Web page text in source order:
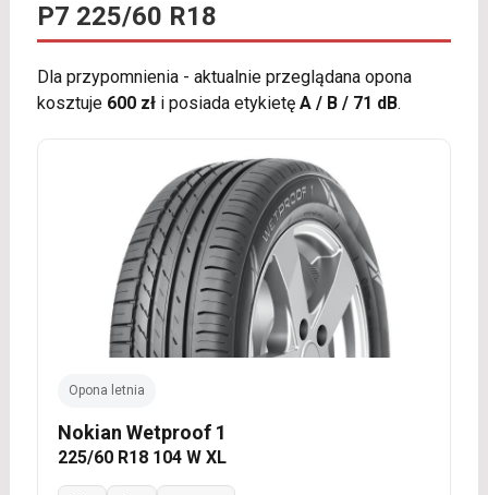
P7 225/60 R18
Dla przypomnienia - aktualnie przeglądana opona
kosztuje 600 złi posiada etykietę A / B / 71 dB.
Opona letnia
Nokian Wetproof 1
225/60 R18 104 W XL